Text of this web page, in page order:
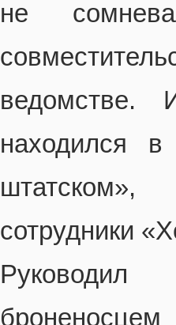
не
ведомстве.
находился
сотрудники
Руководил